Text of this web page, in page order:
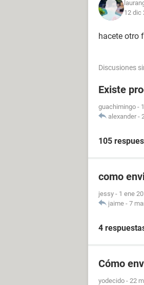
12 dic
hacete otro
Discusiones
Existe
guachimingo -
alexander -
105
como
jessy - 1 ene
jaime - 7
4
Cómo
yodecido - 22